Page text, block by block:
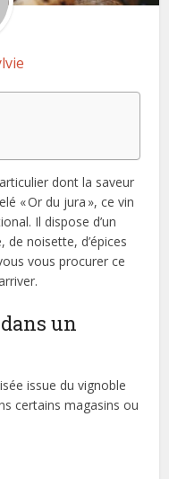
dont la saveur
« Or du jura », ce vin
Il dispose d’un
noisette, d’épices
vous procurer ce
un
issue du vignoble
certains magasins ou